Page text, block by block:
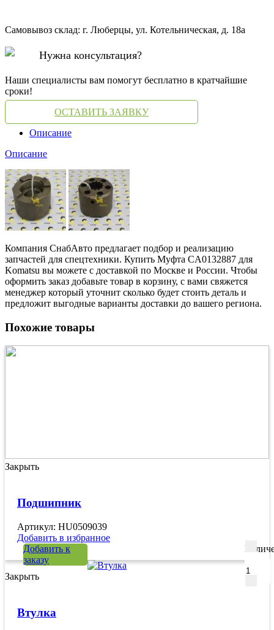
Самовывоз склад: г. Люберцы, ул. Котельническая, д. 18а
Нужна консультация?
Наши специалисты вам помогут бесплатно в кратчайшие
сроки!
ОСТАВИТЬ ЗАЯВКУ
Описание
Описание
Компания СнабАвто предлагает подбор и реализацию
запчастей для спецтехники. Купить Муфта CA0132887 для
Komatsu вы можете с доставкой по Москве и России. Чтобы
оформить заказ добавьте товар в корзину, с вами свяжется
менеджер который уточнит сколько будет стоить деталь и
предложит выгодные варианты доставки до вашего региона.
Похожие товары
Закрыть
Подшипник
Артикул: HU0509039
Добавить в избранное
Добавить к
заказу
Закрыть
Втулка